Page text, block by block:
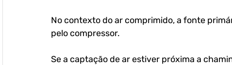
No contexto do ar comprimido, a fonte
pelo compressor.
Se a captação de ar estiver próxima a